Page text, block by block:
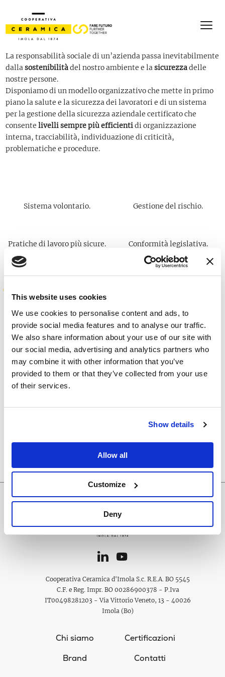
This website uses cookies
We use cookies to personalise content and ads, to
provide social media features and to analyse our traffic.
We also share information about your use of our site with
our social media, advertising and analytics partners who
may combine it with other information that you’ve
provided to them or that they’ve collected from your use
of their services.
Show details
Allow all
Customize
Deny
La responsabilità sociale di un’azienda passa inevitabilmente
dallasostenibilitàdel nostro ambiente e lasicurezzadelle
nostre persone.
Disponiamo di un modello organizzativo che mette in primo
piano la salute e la sicurezza dei lavoratori e di un sistema
per la gestione della sicurezza aziendale certificato che
consente livelli sempre più efficientidi organizzazione
interna, tracciabilità, individuazione di criticità,
problematiche e procedure.
Sistema volontario. Gestione del rischio.
Pratiche di lavoro più sicure. Conformità legislativa.
CERTIFICATI.
IQNET 45001
Cooperativa Ceramica d'Imola S.c. R.E.A. BO 5545
C.F. e Reg. Impr. BO 00286900378 - P.Iva
IT00498281203 - Via Vittorio Veneto, 13 - 40026
Imola (Bo)
Chi siamo
Certificazioni
Brand
Contatti